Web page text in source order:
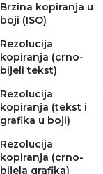
Brzina kopiranja u
boji (ISO)
Rezolucija
kopiranja (crno-
bijeli tekst)
Rezolucija
kopiranja (tekst i
grafika u boji)
Rezolucija
kopiranja (crno-
bijela grafika)